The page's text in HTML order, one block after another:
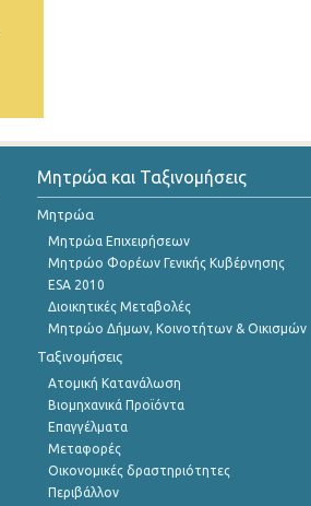
Μητρώα και Ταξινομήσεις
Μητρώα
Μητρώα Επιχειρήσεων
Μητρώο Φορέων Γενικής Κυβέρνησης
ESA 2010
Διοικητικές Μεταβολές
Μητρώο Δήμων, Κοινοτήτων & Οικισμών
Ταξινομήσεις
Ατομική Κατανάλωση
Βιομηχανικά Προϊόντα
Επαγγέλματα
Μεταφορές
Οικονομικές δραστηριότητες
Περιβάλλον